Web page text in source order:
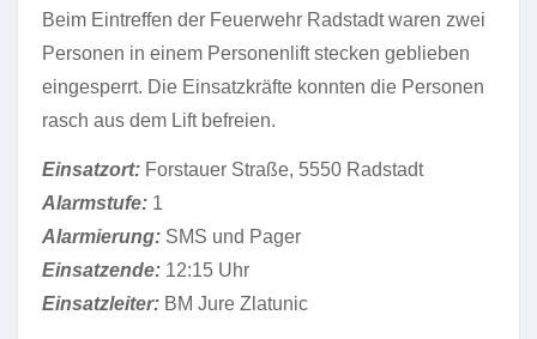
Beim Eintreffen der Feuerwehr Radstadt waren zwei
Personen in einem Personenlift stecken geblieben
eingesperrt. Die Einsatzkräfte konnten die Personen
rasch aus dem Lift befreien.
Einsatzort: Forstauer Straße, 5550 Radstadt
Alarmstufe: 1
Alarmierung: SMS und Pager
Einsatzende: 12:15 Uhr
Einsatzleiter: BM Jure Zlatunic